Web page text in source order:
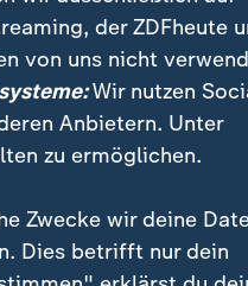
in der Kritik. Nun hat
mit beschädigter Haut
der ZDFheute
von uns nicht
Wir nutzen
Anbietern. Unter
zu ermöglichen.
Zwecke wir deine
Dies betrifft nur dein